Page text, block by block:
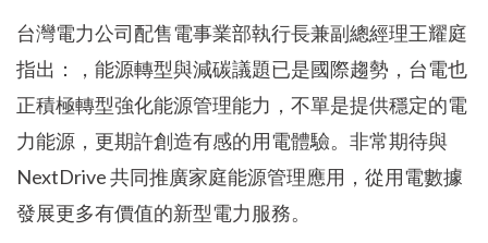
台灣電力公司配售電事業部執行長兼副總經理王耀庭
指出：，能源轉型與減碳議題已是國際趨勢，台電也
正積極轉型強化能源管理能力，不單是提供穩定的電
力能源，更期許創造有感的用電體驗。非常期待與
NextDrive 共同推廣家庭能源管理應用，從用電數據
發展更多有價值的新型電力服務。